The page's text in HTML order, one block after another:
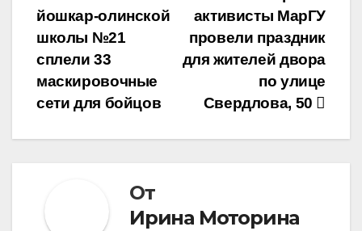
по
записям
активисты МарГУ
провели праздник
для жителей двора
по улице
Свердлова, 50
йошкар-олинской
школы №21
сплели 33
маскировочные
сети для бойцов
От
Ирина Моторина